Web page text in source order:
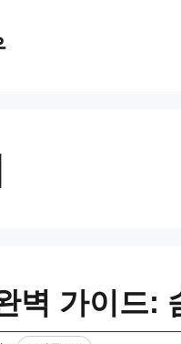
벽 가이드: